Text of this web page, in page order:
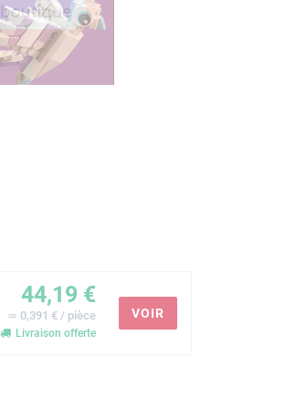
44,19 €
≃ 0,391 € / pièce
Livraison offerte
VOIR